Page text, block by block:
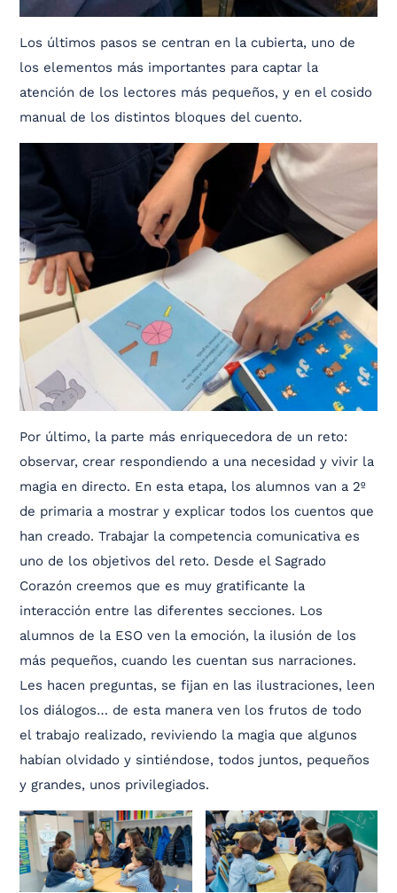
Los últimos pasos se centran en la cubierta, uno de
los elementos más importantes para captar la
atención de los lectores más pequeños, y en el cosido
manual de los distintos bloques del cuento.
Por último, la parte más enriquecedora de un reto:
observar, crear respondiendo a una necesidad y vivir la
magia en directo. En esta etapa, los alumnos van a 2º
de primaria a mostrar y explicar todos los cuentos que
han creado. Trabajar la competencia comunicativa es
uno de los objetivos del reto. Desde el Sagrado
Corazón creemos que es muy gratificante la
interacción entre las diferentes secciones. Los
alumnos de la ESO ven la emoción, la ilusión de los
más pequeños, cuando les cuentan sus narraciones.
Les hacen preguntas, se fijan en las ilustraciones, leen
los diálogos… de esta manera ven los frutos de todo
el trabajo realizado, reviviendo la magia que algunos
habían olvidado y sintiéndose, todos juntos, pequeños
y grandes, unos privilegiados.